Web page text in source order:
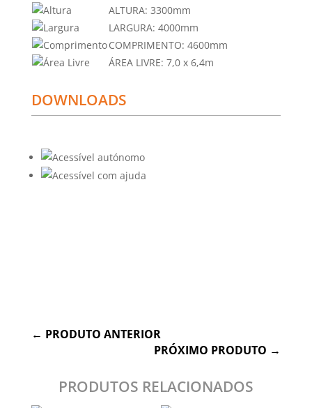
ALTURA: 3300mm
LARGURA: 4000mm
COMPRIMENTO: 4600mm
ÁREA LIVRE: 7,0 x 6,4m
DOWNLOADS
← PRODUTO ANTERIOR
PRÓXIMO PRODUTO →
PRODUTOS RELACIONADOS